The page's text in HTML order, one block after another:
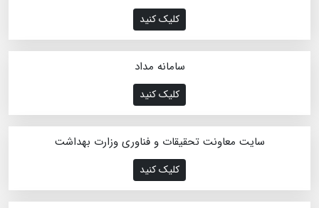
کلیک کنید
سامانه مداد
کلیک کنید
سایت معاونت تحقیقات و فناوری وزارت بهداشت
کلیک کنید